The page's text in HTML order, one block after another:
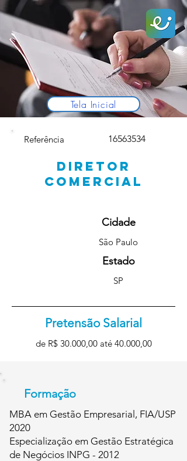
Tela Inicial
Referência 16563534
DIRETOR
COMERCIAL
Cidade
São Paulo
Estado
SP
Pretensão Salarial
de R$ 30.000,00 até 40.000,00
Formação
MBA em Gestão Empresarial, FIA/USP
2020
Especialização em Gestão Estratégica
de Negócios INPG - 2012